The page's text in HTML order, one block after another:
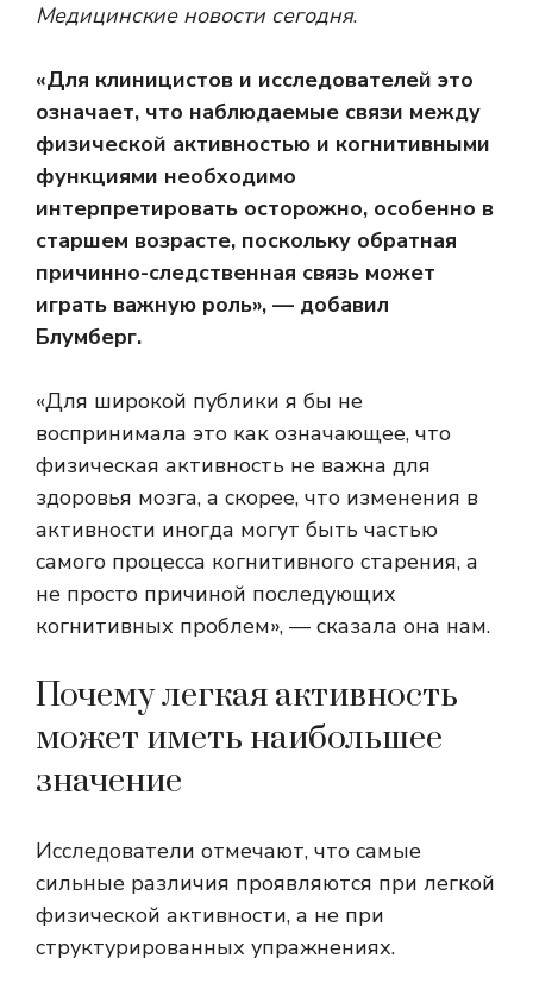
Медицинские новости сегодня.
«Для клиницистов и исследователей это
означает, что наблюдаемые связи между
физической активностью и когнитивными
функциями необходимо
интерпретировать осторожно, особенно в
старшем возрасте, поскольку обратная
причинно-следственная связь может
играть важную роль», — добавил
Блумберг.
«Для широкой публики я бы не
воспринимала это как означающее, что
физическая активность не важна для
здоровья мозга, а скорее, что изменения в
активности иногда могут быть частью
самого процесса когнитивного старения, а
не просто причиной последующих
когнитивных проблем», — сказала она нам.
Почему легкая активность
может иметь наибольшее
значение
Исследователи отмечают, что самые
сильные различия проявляются при легкой
физической активности, а не при
структурированных упражнениях.